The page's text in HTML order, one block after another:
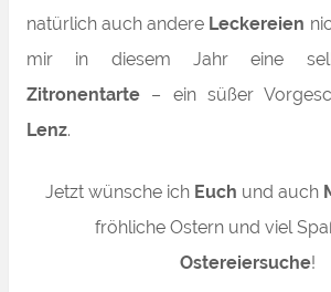
natürlich auch andere Leckereien
mir in diesem Jahr eine
Zitronentarte – ein süßer
Lenz.
Jetzt wünsche ich Euch und auch
fröhliche Ostern und viel
Ostereiersuche!